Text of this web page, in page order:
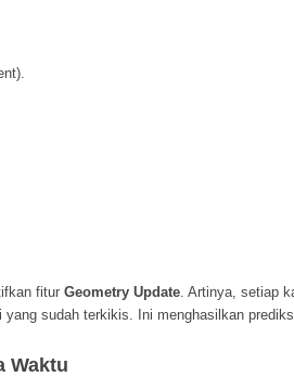
).
fitur Geometry Update. Artinya, setiap
sudah terkikis. Ini menghasilkan
Waktu